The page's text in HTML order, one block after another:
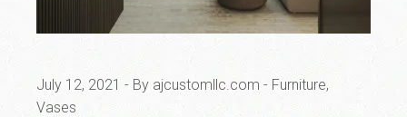
July 12, 2021 By ajcustomllc.com
Furniture
Vases